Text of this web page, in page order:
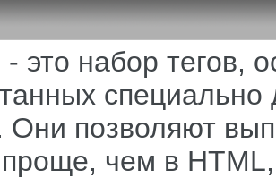
это набор тегов,
позволяют
проще, чем в